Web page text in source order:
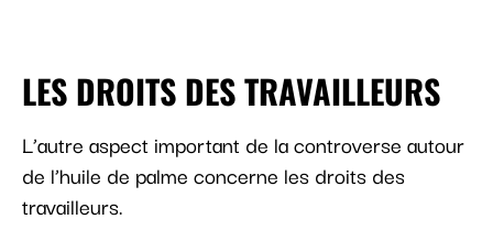
LES DROITS DES TRAVAILLEURS
L’autre aspect important de la controverse autour
de l’huile de palme concerne les droits des
travailleurs.